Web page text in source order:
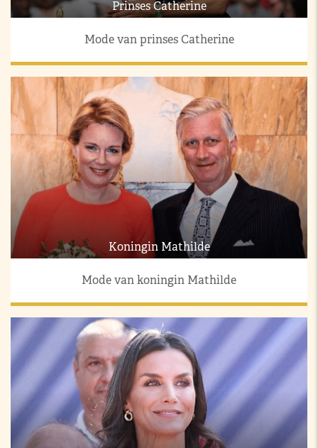
Prinses Catherine
Mode van prinses Catherine
Koningin Mathilde
Mode van koningin Mathilde